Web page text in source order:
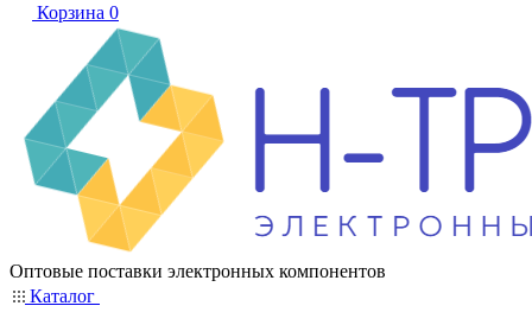
Корзина 0
Оптовые поставки электронных компонентов
Каталог